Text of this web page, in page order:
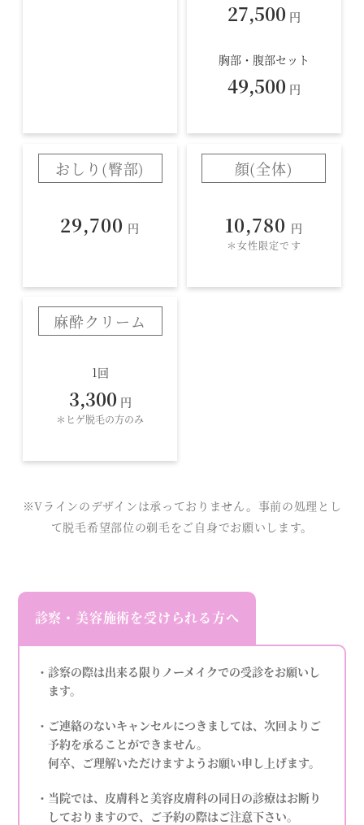
27,500 円
胸部・腹部セット
49,500 円
おしり(臀部)
29,700 円
顔(全体)
10,780 円
＊女性限定です
麻酔クリーム
1回
3,300 円
＊ヒゲ脱毛の方のみ
※Vラインのデザインは承っておりません。事前の処理とし
て脱毛希望部位の剃毛をご自身でお願いします。
診察・美容施術を受けられる方へ
・診察の際は出来る限りノーメイクでの受診をお願いし
ます。
・ご連絡のないキャンセルにつきましては、次回よりご
予約を承ることができません。
何卒、ご理解いただけますようお願い申し上げます。
・当院では、皮膚科と美容皮膚科の同日の診療はお断り
しておりますので、ご予約の際はご注意下さい。